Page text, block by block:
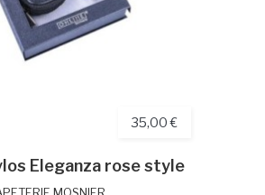
35,00 €
Eleganza rose style
MOSNIER